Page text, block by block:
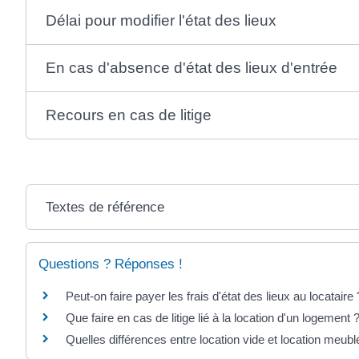
Délai pour modifier l'état des lieux
En cas d'absence d'état des lieux d'entrée
Recours en cas de litige
Textes de référence
Questions ? Réponses !
Peut-on faire payer les frais d'état des lieux au locataire
Que faire en cas de litige lié à la location d'un logement ?
Quelles différences entre location vide et location